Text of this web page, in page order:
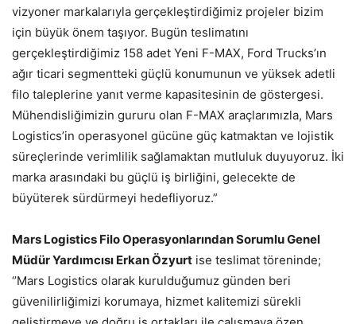
vizyoner markalarıyla gerçekleştirdiğimiz projeler bizim
için büyük önem taşıyor. Bugün teslimatını
gerçekleştirdiğimiz 158 adet Yeni F-MAX, Ford Trucks’ın
ağır ticari segmentteki güçlü konumunun ve yüksek adetli
filo taleplerine yanıt verme kapasitesinin de göstergesi.
Mühendisliğimizin gururu olan F-MAX araçlarımızla, Mars
Logistics’in operasyonel gücüne güç katmaktan ve lojistik
süreçlerinde verimlilik sağlamaktan mutluluk duyuyoruz. İki
marka arasındaki bu güçlü iş birliğini, gelecekte de
büyüterek sürdürmeyi hedefliyoruz.”
Mars Logistics Filo Operasyonlarından Sorumlu Genel
Müdür Yardımcısı Erkan Özyurt ise teslimat töreninde;
‘’Mars Logistics olarak kurulduğumuz günden beri
güvenilirliğimizi korumaya, hizmet kalitemizi sürekli